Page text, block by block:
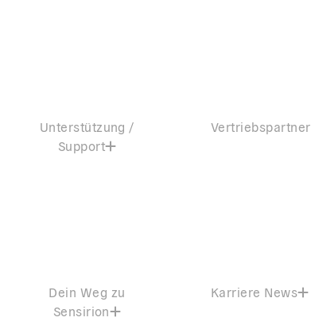
Unterstützung /
Support
Vertriebspartner
Dein Weg zu
Sensirion
Karriere News